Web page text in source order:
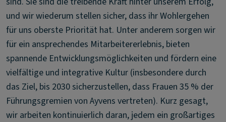
und wir wiederum stellen sicher, dass ihr Wohlergehen
für uns oberste Priorität hat. Unter anderem sorgen wir
für ein ansprechendes Mitarbeitererlebnis, bieten
spannende Entwicklungsmöglichkeiten und fördern eine
vielfältige und integrative Kultur (insbesondere durch
das Ziel, bis 2030 sicherzustellen, dass Frauen 35 % der
Führungsgremien von Ayvens vertreten). Kurz gesagt,
wir arbeiten kontinuierlich daran, jedem ein großartiges